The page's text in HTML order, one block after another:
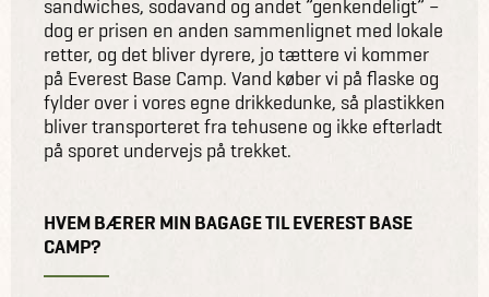
sandwiches, sodavand og andet ”genkendeligt” –
dog er prisen en anden sammenlignet med lokale
retter, og det bliver dyrere, jo tættere vi kommer
på Everest Base Camp. Vand køber vi på flaske og
fylder over i vores egne drikkedunke, så plastikken
bliver transporteret fra tehusene og ikke efterladt
på sporet undervejs på trekket.
HVEM BÆRER MIN BAGAGE TIL EVEREST BASE
CAMP?